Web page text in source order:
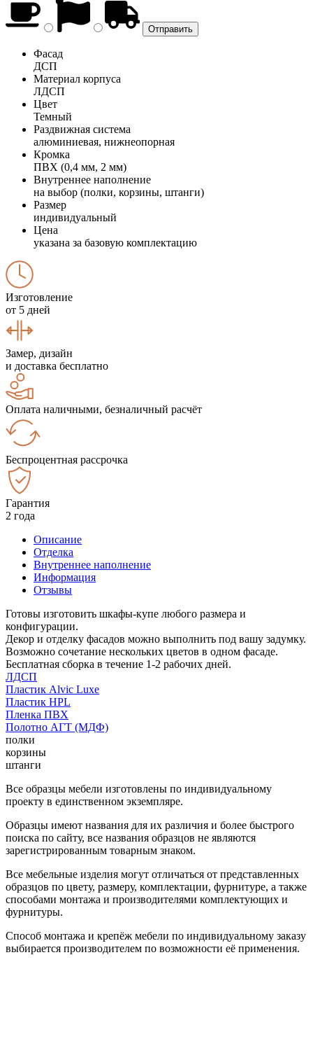
Фасад
ДСП
Материал корпуса
ЛДСП
Цвет
Темный
Раздвижная система
алюминиевая, нижнеопорная
Кромка
ПВХ (0,4 мм, 2 мм)
Внутреннее наполнение
на выбор (полки, корзины, штанги)
Размер
индивидуальный
Цена
указана за базовую комплектацию
Изготовление
от 5 дней
Замер, дизайн
и доставка бесплатно
Оплата наличными, безналичный расчёт
Беспроцентная рассрочка
Гарантия
2 года
Описание
Отделка
Внутреннее наполнение
Информация
Отзывы
Готовы изготовить шкафы-купе любого размера и
конфигурации.
Декор и отделку фасадов можно выполнить под вашу задумку.
Возможно сочетание нескольких цветов в одном фасаде.
Бесплатная сборка в течение 1-2 рабочих дней.
ЛДСП
Пластик Alvic Luxe
Пластик HPL
Пленка ПВХ
Полотно АГТ (МДФ)
полки
корзины
штанги
Все образцы мебели изготовлены по индивидуальному
проекту в единственном экземпляре.
Образцы имеют названия для их различия и более быстрого
поиска по сайту, все названия образцов не являются
зарегистрированным товарным знаком.
Все мебельные изделия могут отличаться от представленных
образцов по цвету, размеру, комплектации, фурнитуре, а также
способами монтажа и производителями комплектующих и
фурнитуры.
Способ монтажа и крепёж мебели по индивидуальному заказу
выбирается производителем по возможности её применения.